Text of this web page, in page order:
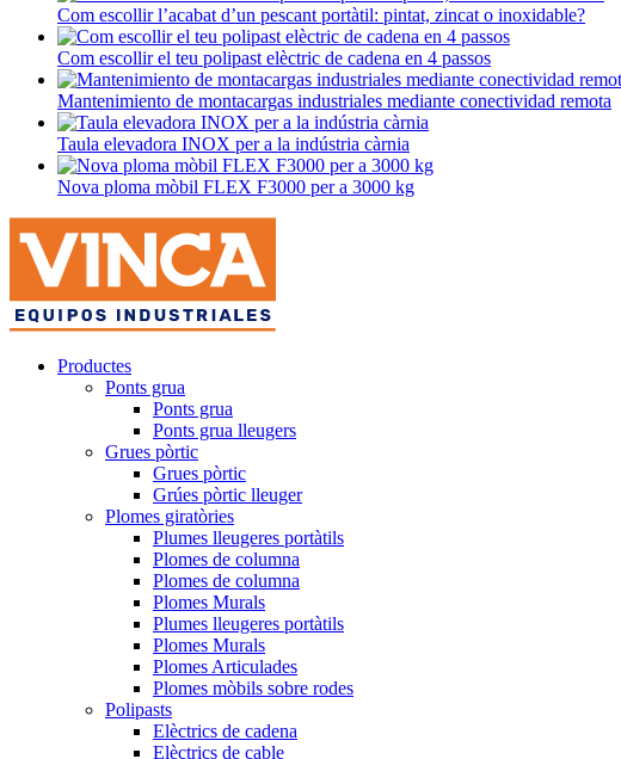
Com escollir l’acabat d’un pescant portàtil: pintat, zincat o inoxidable?
Com escollir el teu polipast elèctric de cadena en 4 passos
Mantenimiento de montacargas industriales mediante conectividad remota
Taula elevadora INOX per a la indústria càrnia
Nova ploma mòbil FLEX F3000 per a 3000 kg
Productes
Ponts grua
Ponts grua
Ponts grua lleugers
Grues pòrtic
Grues pòrtic
Grúes pòrtic lleuger
Plomes giratòries
Plumes lleugeres portàtils
Plomes de columna
Plomes de columna
Plomes Murals
Plumes lleugeres portàtils
Plomes Murals
Plomes Articulades
Plomes mòbils sobre rodes
Polipasts
Elèctrics de cadena
Elèctrics de cable